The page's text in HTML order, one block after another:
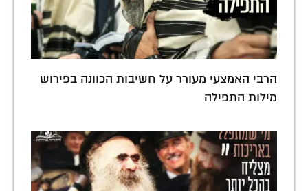
הרבי האמצעי מעורר על חשיבות הכוונה בפירוש
מילות התפילה